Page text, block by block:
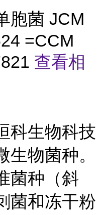
胞菌 JCM
=CCM
查看相
科生物科技
物菌种。
菌种（斜
菌和冻干粉